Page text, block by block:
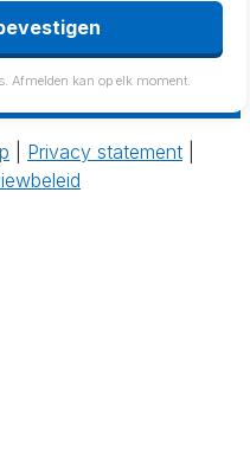
Afmelden kan op elk moment.
Privacy statement